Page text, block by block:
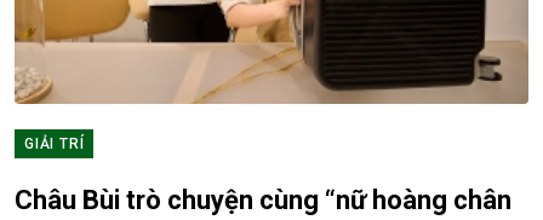
GIẢI TRÍ
Châu Bùi trò chuyện cùng “nữ hoàng chân